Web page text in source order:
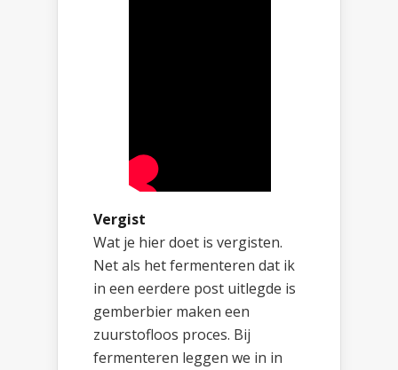
Vergist
Wat je hier doet is vergisten.
Net als het fermenteren dat ik
in een eerdere post uitlegde is
gemberbier maken een
zuurstofloos proces. Bij
fermenteren leggen we in in